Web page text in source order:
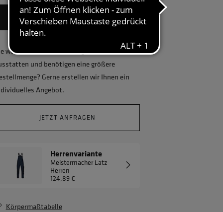
BITTE GRÖSSE WÄHLEN
wollen Ihr Unternehmen ganzheitlich
und benötigen eine größere
Gerne erstellen wir Ihnen ein
Angebot.
JETZT ANFRAGEN
Herrenvariante
Meistermacher Latz
Herren
124,89 €
Körpermaßtabelle